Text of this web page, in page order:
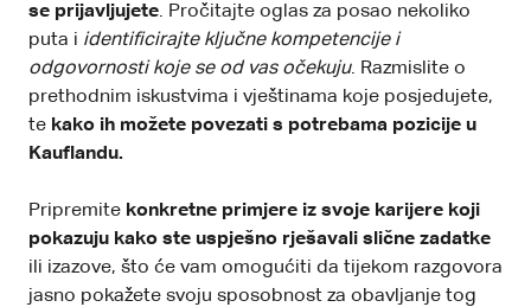
se prijavljujete. Pročitajte oglas za posao nekoliko
puta i identificirajte ključne kompetencije i
odgovornosti koje se od vas očekuju. Razmislite o
prethodnim iskustvima i vještinama koje posjedujete,
te kako ih možete povezati s potrebama pozicije u
Kauflandu.
Pripremite konkretne primjere iz svoje karijere koji
pokazuju kako ste uspješno rješavali slične zadatke
ili izazove, što će vam omogućiti da tijekom razgovora
jasno pokažete svoju sposobnost za obavljanje tog